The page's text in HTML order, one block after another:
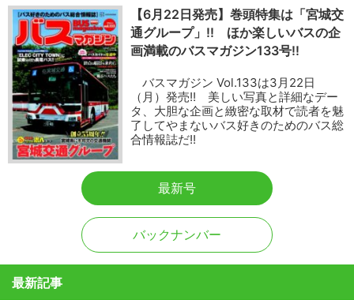
【6月22日発売】巻頭特集は「宮城交
通グループ」!! ほか楽しいバスの企
画満載のバスマガジン133号!!
バスマガジン Vol.133は3月22日
（月）発売!! 美しい写真と詳細なデー
タ、大胆な企画と緻密な取材で読者を魅
了してやまないバス好きのためのバス総
合情報誌だ!!
最新号
バックナンバー
最新記事